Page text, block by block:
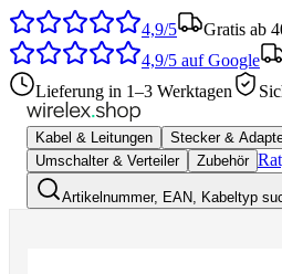
4,9/5 Gratis ab
4,9/5 auf Google
Lieferung in 1–3 Werktagen
Kabel & Leitungen Stecker &
Umschalter & Verteiler
Zubehör
Artikelnummer, EAN, Kabeltyp